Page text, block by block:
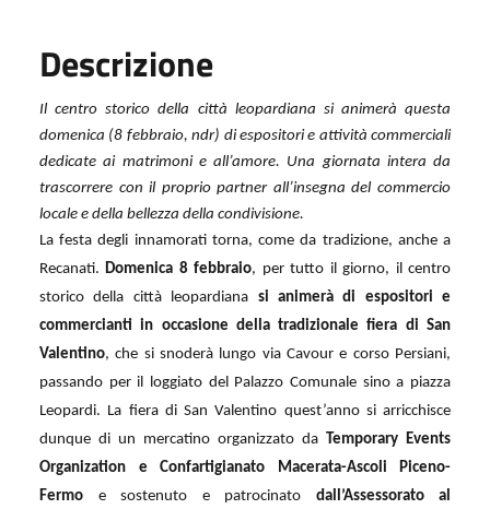
Descrizione
Il centro storico della città leopardiana si animerà questa
domenica (8 febbraio, ndr) di espositori e attività commerciali
dedicate ai matrimoni e all’amore. Una giornata intera da
trascorrere con il proprio partner all’insegna del commercio
locale e della bellezza della condivisione.
La festa degli innamorati torna, come da tradizione, anche a
Recanati. Domenica 8 febbraio, per tutto il giorno, il centro
storico della città leopardiana si animerà di espositori e
commercianti in occasione della tradizionale fiera di San
Valentino, che si snoderà lungo via Cavour e corso Persiani,
passando per il loggiato del Palazzo Comunale sino a piazza
Leopardi. La fiera di San Valentino quest’anno si arricchisce
dunque di un mercatino organizzato da Temporary Events
Organization e Confartigianato Macerata-Ascoli Piceno-
Fermo e sostenuto e patrocinato dall’Assessorato al